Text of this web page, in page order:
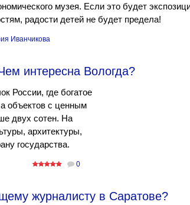
музея. Если это будет
радости детей не будет предела!
Иванчикова
интересна Вологда?
России, где богатое
объектов с ценным
двух сотен. На
архитектуры,
государства.
0
журналисту в Саратове?